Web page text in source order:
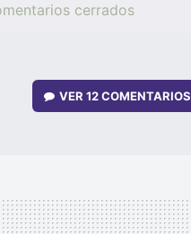
cerrados
VER12 COMENTARIOS